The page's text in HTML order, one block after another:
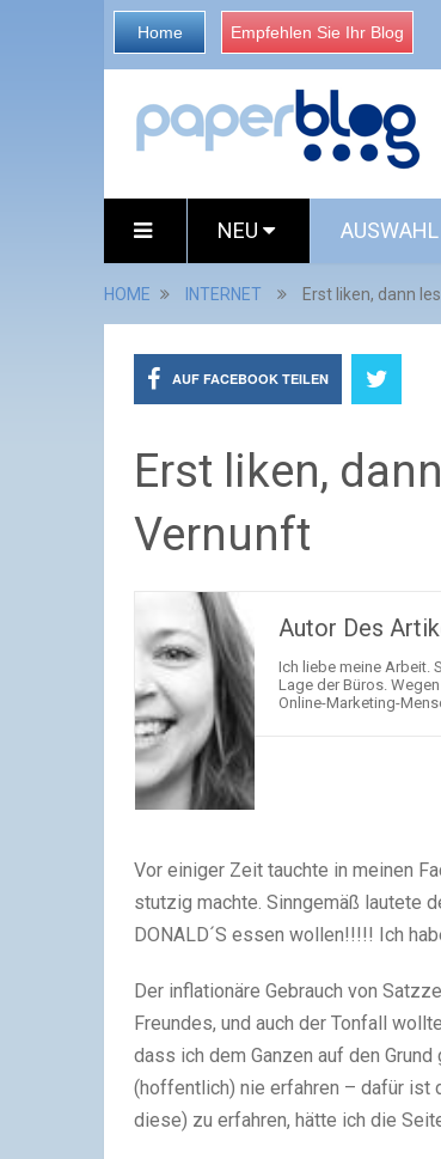
Home Empfehlen Sie Ihr Blog
NEU AUSWAHL
HOME INTERNET Erst liken, dann
AUF FACEBOOK TEILEN
Erst liken,
Vernunft
Autor Des
Ich liebe meine Arbeit.
Lage der Büros.
Online-Marketing-
Vor einiger Zeit tauchte in meinen
stutzig machte. Sinngemäß lautete
DONALD´S essen wollen!!!!! Ich
Der inflationäre Gebrauch von
Freundes, und auch der Tonfall
dass ich dem Ganzen auf den
(hoffentlich) nie erfahren – dafür ist
diese) zu erfahren, hätte ich die